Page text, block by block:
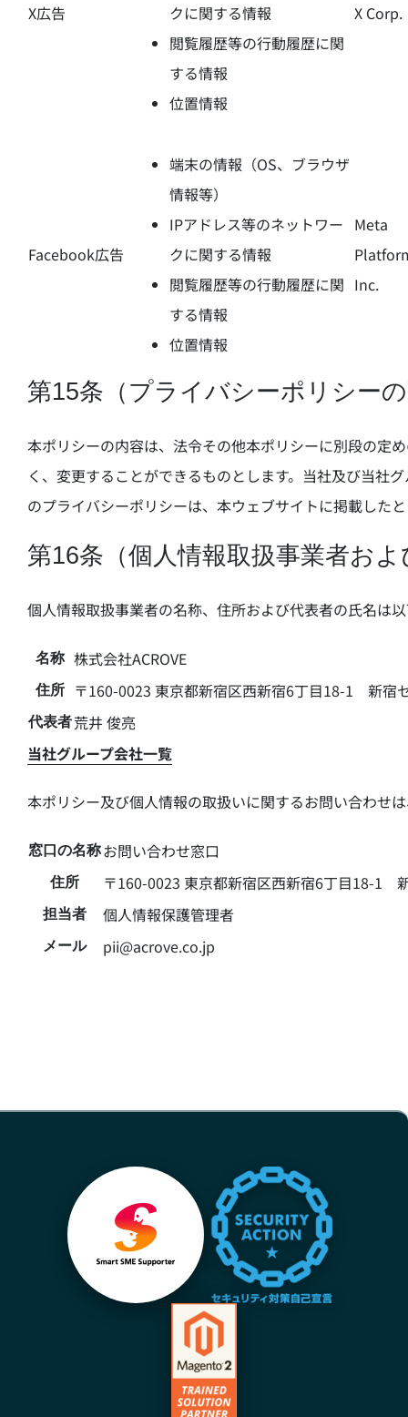
X広告
クに関する情報
閲覧履歴等の行動履歴に関
する情報
位置情報
X Corp.
Facebook広告
端末の情報（OS、ブラウザ
情報等）
IPアドレス等のネットワー
クに関する情報
閲覧履歴等の行動履歴に関
する情報
位置情報
Meta
Inc.
第15条（プライバシーポリシー
本ポリシーの内容は、法令その他本ポリシーに別段の定
く、変更することができるものとします。当社及び当社
のプライバシーポリシーは、本ウェブサイトに掲載した
第16条（個人情報取扱事業者お
個人情報取扱事業者の名称、住所および代表者の氏名は
名称 株式会社ACROVE
住所 〒160-0023 東京都新宿区西新宿6丁目18-1 新宿
代表者荒井 俊亮
当社グループ会社一覧
本ポリシー及び個人情報の取扱いに関するお問い合わせ
窓口の名称お問い合わせ窓口
住所 〒160-0023 東京都新宿区西新宿6丁目18-1
担当者 個人情報保護管理者
メール pii@acrove.co.jp